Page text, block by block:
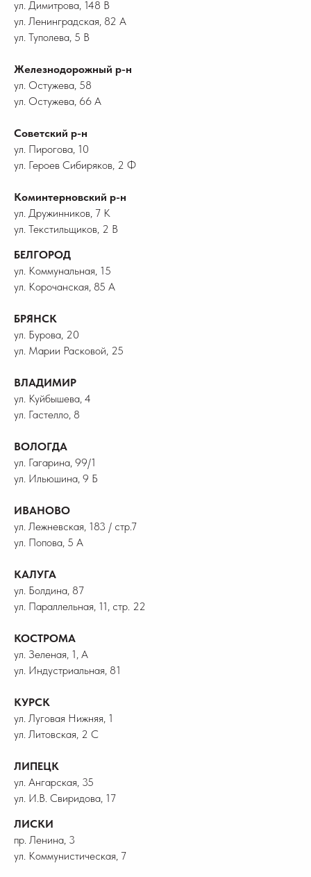
ул. Димитрова, 148 В
ул. Ленинградская, 82 А
ул. Туполева, 5 В
Железнодорожный р-н
ул. Остужева, 58
ул. Остужева, 66 А
Советский р-н
ул. Пирогова, 10
ул. Героев Сибиряков, 2 Ф
Коминтерновский р-н
ул. Дружинников, 7 К
ул. Текстильщиков, 2 В
БЕЛГОРОД
ул. Коммунальная, 15
ул. Корочанская, 85 А
БРЯНСК
ул. Бурова, 20
ул. Марии Расковой, 25
ВЛАДИМИР
ул. Куйбышева, 4
ул. Гастелло, 8
ВОЛОГДА
ул. Гагарина, 99/1
ул. Ильюшина, 9 Б
ИВАНОВО
ул. Лежневская, 183 / стр.7
ул. Попова, 5 А
КАЛУГА
ул. Болдина, 87
ул. Параллельная, 11, стр. 22
КОСТРОМА
ул. Зеленая, 1, А
ул. Индустриальная, 81
КУРСК
ул. Луговая Нижняя, 1
ул. Литовская, 2 С
ЛИПЕЦК
ул. Ангарская, 35
ул. И.В. Свиридова, 17
ЛИСКИ
пр. Ленина, 3
ул. Коммунистическая, 7